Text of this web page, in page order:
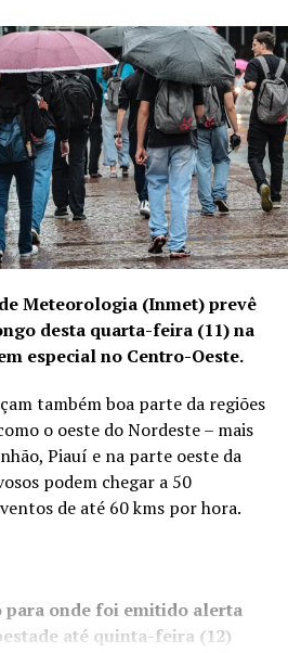
Meteorologia (Inmet) prevê
desta quarta-feira (11) na
especial no Centro-Oeste.
também boa parte da regiões
o oeste do Nordeste – mais
Piauí e na parte oeste da
podem chegar a 50
de até 60 kms por hora.
para onde foi emitido alerta
até quinta-feira (12)